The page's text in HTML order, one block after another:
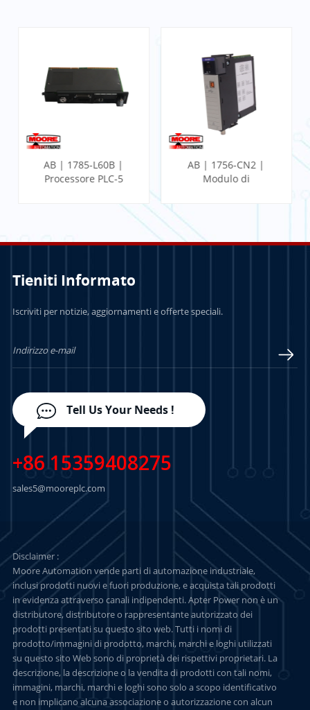
AB | 1785-L60B |
Processore PLC-5
AB | 1756-CN2 |
Modulo di
Tieniti Informato
Iscriviti per notizie, aggiornamenti e offerte speciali.
Tell Us Your Needs !
+86 15359408275
sales5@mooreplc.com
Disclaimer :
Moore Automation vende parti di automazione industriale,
inclusi prodotti nuovi e fuori produzione, e acquista tali prodotti
in evidenza attraverso canali indipendenti. Apter Power non è un
distributore, distributore o rappresentante autorizzato dei
prodotti presentati su questo sito web. Tutti i nomi di
prodotto/immagini di prodotto, marchi, marchi e loghi utilizzati
su questo sito Web sono di proprietà dei rispettivi proprietari. La
descrizione, la descrizione o la vendita di prodotti con tali nomi,
immagini, marchi, marchi e loghi sono solo a scopo identificativo
e non implicano alcuna associazione o autorizzazione con alcun